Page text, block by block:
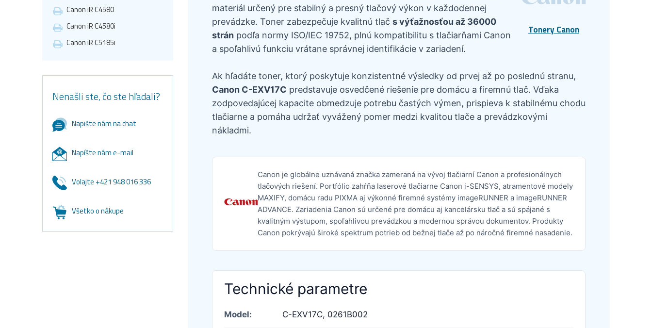
Canon iR C4580
Canon iR C4580i
Canon iR C5185i
Nenašli ste, čo ste hľadali?
Napište nám na chat
Napíšte nám e-mail
Volajte +421 948 016 336
Všetko o nákupe
Tonery Canon
materiál určený pre stabilný a presný tlačový výkon v každodennej
prevádzke. Toner zabezpečuje kvalitnú tlač s výťažnosťou až 36000
strán podľa normy ISO/IEC 19752, plnú kompatibilitu s tlačiarňami Canon
a spoľahlivú funkciu vrátane správnej identifikácie v zariadení.
Ak hľadáte toner, ktorý poskytuje konzistentné výsledky od prvej až po poslednú stranu,
Canon C-EXV17C predstavuje osvedčené riešenie pre domácu a firemnú tlač. Vďaka
zodpovedajúcej kapacite obmedzuje potrebu častých výmen, prispieva k stabilnému chodu
tlačiarne a pomáha udržať vyvážený pomer medzi kvalitou tlače a prevádzkovými
nákladmi.
Canon je globálne uznávaná značka zameraná na vývoj tlačiarní Canon a profesionálnych
tlačových riešení. Portfólio zahŕňa laserové tlačiarne Canon i-SENSYS, atramentové modely
MAXIFY, domácu radu PIXMA aj výkonné firemné systémy imageRUNNER a imageRUNNER
ADVANCE. Zariadenia Canon sú určené pre domácu aj kancelársku tlač a sú spájané s
kvalitným výstupom, spoľahlivou prevádzkou a modernou správou dokumentov. Produkty
Canon pokrývajú široké spektrum potrieb od bežnej tlače až po náročné firemné nasadenie.
Technické parametre
Model: C-EXV17C, 0261B002